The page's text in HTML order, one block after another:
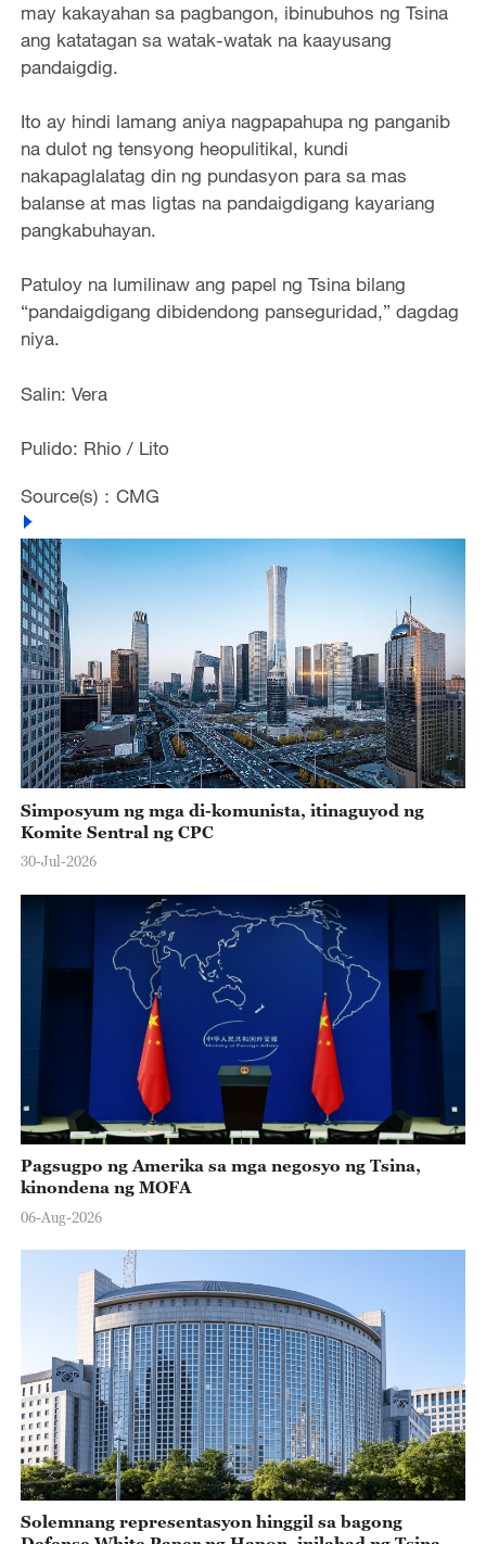
may kakayahan sa pagbangon, ibinubuhos ng Tsina
ang katatagan sa watak-watak na kaayusang
pandaigdig.
Ito ay hindi lamang aniya nagpapahupa ng panganib
na dulot ng tensyong heopulitikal, kundi
nakapaglalatag din ng pundasyon para sa mas
balanse at mas ligtas na pandaigdigang kayariang
pangkabuhayan.
Patuloy na lumilinaw ang papel ng Tsina bilang
“pandaigdigang dibidendong panseguridad,” dagdag
niya.
Salin: Vera
Pulido: Rhio / Lito
Source(s)：CMG
Simposyum ng mga di-komunista, itinaguyod ng
Komite Sentral ng CPC
30-Jul-2026
Pagsugpo ng Amerika sa mga negosyo ng Tsina,
kinondena ng MOFA
06-Aug-2026
Solemnang representasyon hinggil sa bagong